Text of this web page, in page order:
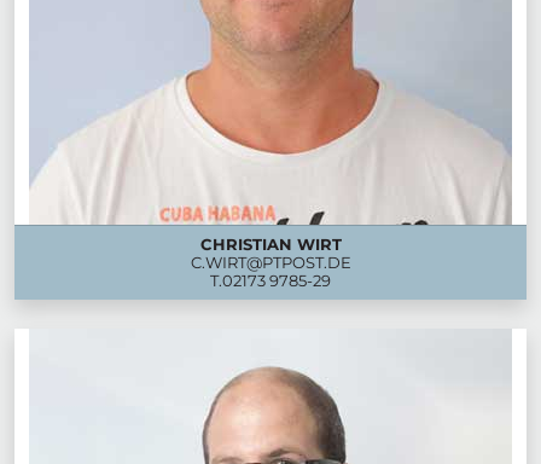
CHRISTIAN WIRT
C.WIRT@PTPOST.DE
T.02173 9785-29